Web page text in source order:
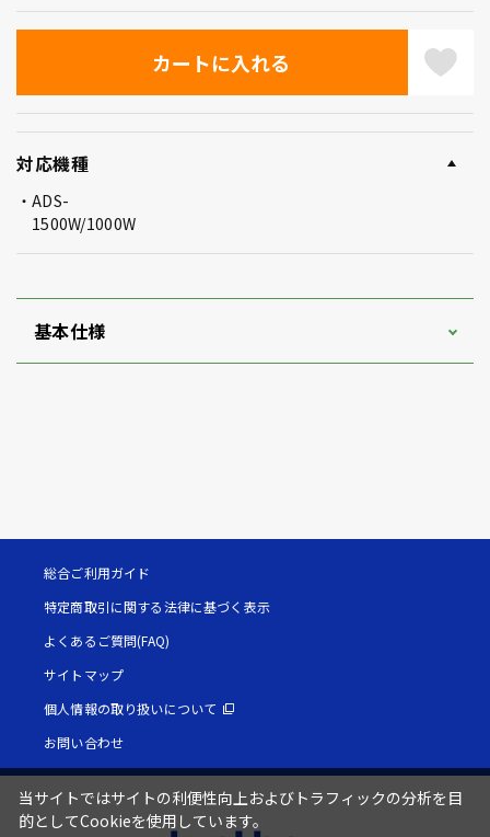
対応機種
ADS-
1500W/1000W
基本仕様
総合ご利用ガイド
特定商取引に関する法律に基づく表示
よくあるご質問(FAQ)
サイトマップ
個人情報の取り扱いについて
お問い合わせ
当サイトではサイトの利便性向上およびトラフィックの分析を目
的としてCookieを使用しています。